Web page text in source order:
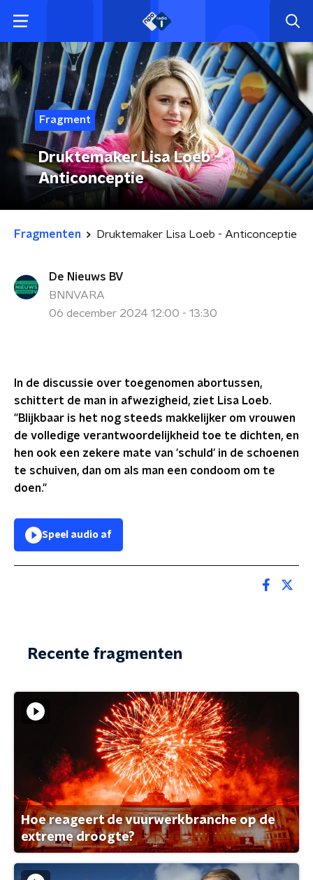
Fragment
Druktemaker Lisa Loeb -
Anticonceptie
Fragmenten Druktemaker Lisa Loeb - Anticonceptie
De Nieuws BV
BNNVARA
06 december 2024 12:00 - 13:30
In de discussie over toegenomen abortussen,
schittert de man in afwezigheid, ziet Lisa Loeb.
"Blijkbaar is het nog steeds makkelijker om vrouwen
de volledige verantwoordelijkheid toe te dichten, en
hen ook een zekere mate van 'schuld' in de schoenen
te schuiven, dan om als man een condoom om te
doen."
Speel audio af
Recente fragmenten
Hoe reageert de vuurwerkbranche op de
extreme droogte?